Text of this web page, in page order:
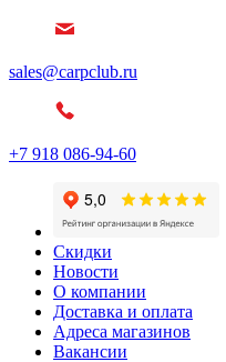
sales@carpclub.ru
+7 918 086-94-60
Скидки
Новости
О компании
Доставка и оплата
Адреса магазинов
Вакансии